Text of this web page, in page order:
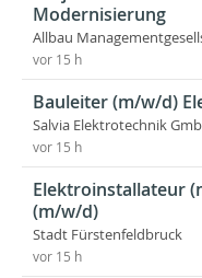
Modernisierung
Allbau
vor 15 h
Bauleiter (m/w/d)
Salvia Elektrotechnik
vor 15 h
Elektroinstallateur
(m/w/d)
Stadt Fürstenfeldbruck
vor 15 h